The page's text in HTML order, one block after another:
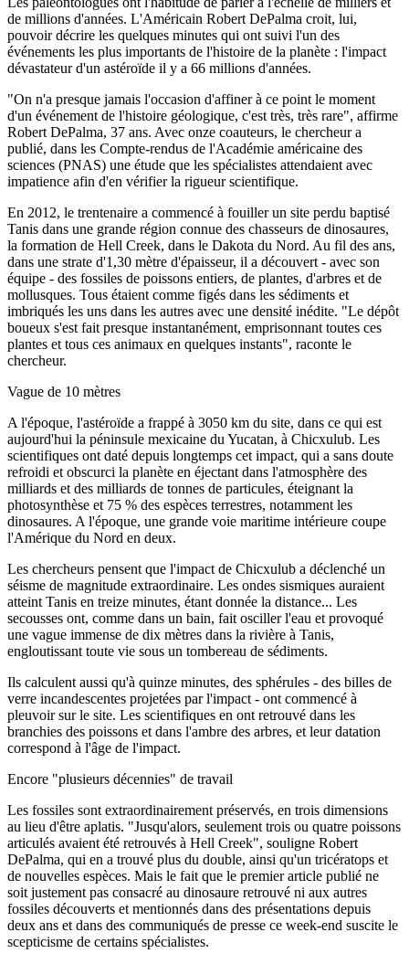
de millions d'années. L'Américain Robert DePalma croit, lui,
pouvoir décrire les quelques minutes qui ont suivi l'un des
événements les plus importants de l'histoire de la planète : l'impact
dévastateur d'un astéroïde il y a 66 millions d'années.
"On n'a presque jamais l'occasion d'affiner à ce point le moment
d'un événement de l'histoire géologique, c'est très, très rare", affirme
Robert DePalma, 37 ans. Avec onze coauteurs, le chercheur a
publié, dans les Compte-rendus de l'Académie américaine des
sciences (PNAS) une étude que les spécialistes attendaient avec
impatience afin d'en vérifier la rigueur scientifique.
En 2012, le trentenaire a commencé à fouiller un site perdu baptisé
Tanis dans une grande région connue des chasseurs de dinosaures,
la formation de Hell Creek, dans le Dakota du Nord. Au fil des ans,
dans une strate d'1,30 mètre d'épaisseur, il a découvert - avec son
équipe - des fossiles de poissons entiers, de plantes, d'arbres et de
mollusques. Tous étaient comme figés dans les sédiments et
imbriqués les uns dans les autres avec une densité inédite. "Le dépôt
boueux s'est fait presque instantanément, emprisonnant toutes ces
plantes et tous ces animaux en quelques instants", raconte le
chercheur.
Vague de 10 mètres
A l'époque, l'astéroïde a frappé à 3050 km du site, dans ce qui est
aujourd'hui la péninsule mexicaine du Yucatan, à Chicxulub. Les
scientifiques ont daté depuis longtemps cet impact, qui a sans doute
refroidi et obscurci la planète en éjectant dans l'atmosphère des
milliards et des milliards de tonnes de particules, éteignant la
photosynthèse et 75 % des espèces terrestres, notamment les
dinosaures. A l'époque, une grande voie maritime intérieure coupe
l'Amérique du Nord en deux.
Les chercheurs pensent que l'impact de Chicxulub a déclenché un
séisme de magnitude extraordinaire. Les ondes sismiques auraient
atteint Tanis en treize minutes, étant donnée la distance... Les
secousses ont, comme dans un bain, fait osciller l'eau et provoqué
une vague immense de dix mètres dans la rivière à Tanis,
engloutissant toute vie sous un tombereau de sédiments.
Ils calculent aussi qu'à quinze minutes, des sphérules - des billes de
verre incandescentes projetées par l'impact - ont commencé à
pleuvoir sur le site. Les scientifiques en ont retrouvé dans les
branchies des poissons et dans l'ambre des arbres, et leur datation
correspond à l'âge de l'impact.
Encore "plusieurs décennies" de travail
Les fossiles sont extraordinairement préservés, en trois dimensions
au lieu d'être aplatis. "Jusqu'alors, seulement trois ou quatre poissons
articulés avaient été retrouvés à Hell Creek", souligne Robert
DePalma, qui en a trouvé plus du double, ainsi qu'un tricératops et
de nouvelles espèces. Mais le fait que le premier article publié ne
soit justement pas consacré au dinosaure retrouvé ni aux autres
fossiles découverts et mentionnés dans des présentations depuis
deux ans et dans des communiqués de presse ce week-end suscite le
scepticisme de certains spécialistes.